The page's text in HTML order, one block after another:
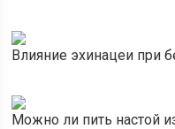
Влияние эхинацеи при
Можно ли пить настой